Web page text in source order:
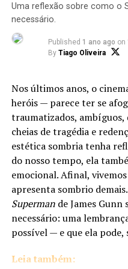
plástico, dos vilões
pareciam maiores do que o
Aliás, um relato
com o Trem da Alegria,
de tudo o que os anos 80
Segundo ele, “quem viveu
esquecer”.
O retorno de Garcia Jr.:
da lenda
Se existia algo capaz de
dos fãs brasileiros, era o
Para quem cresceu
de He-Man não pertence
Não estamos falando de
cortes questionáveis,
quando comparado ao
incomodar quem conhece
curiosamente, nada disso
perfeição técnica: ele
Uma reflexão sobre como o
necessário.
Published 1 ano ago on
By Tiago Oliveira
Nos últimos anos, o
heróis — parece ter se
traumatizados, ambíguos,
cheias de tragédia e
estética sombria tenha
do nosso tempo, ela
emocional. Afinal,
apresenta sombrio
Supermande James Gunn
necessário: uma
possível — e que ela pode,
Leia também: